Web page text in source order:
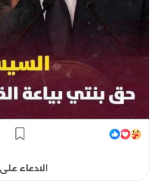
الادعاء